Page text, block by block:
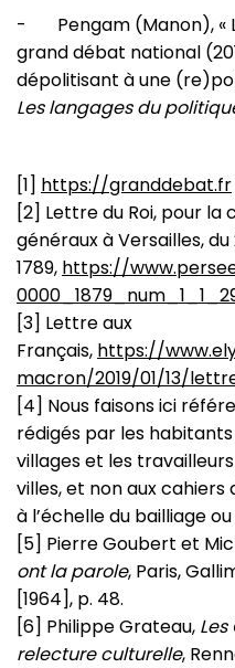
- Pengam (Manon), «
grand débat national
dépolitisant à une
Les langages du
[1] https://granddebat.fr
[2] Lettre du Roi, pour
généraux à Versailles,
1789, https://
[3] Lettre aux
Français, https://
macron/2019/01/13/
[4] Nous faisons ici
rédigés par les
villages et les
villes, et non aux
à l’échelle du bailliage
[5] Pierre Goubert et
ont la parole, Paris,
[1964], p. 48.
[6] Philippe Grateau,
relecture culturelle,